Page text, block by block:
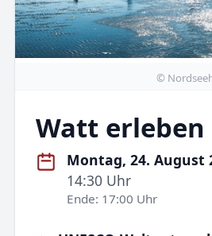
©
Watt erleben
Montag, 24. August
14:30 Uhr
Ende: 17:00 Uhr